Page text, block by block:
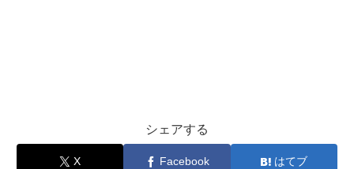
シェアする
X Facebook はてブ